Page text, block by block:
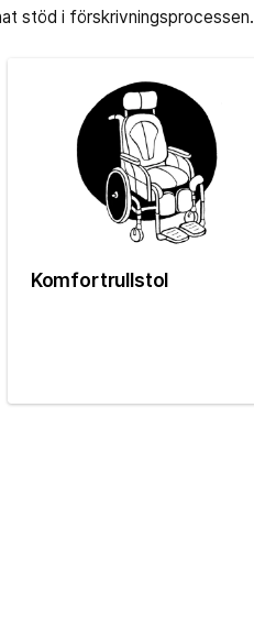
stöd i förskrivningsprocessen.
Komfortrullstol